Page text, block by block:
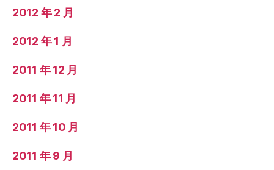
2012 年 2 月
2012 年 1 月
2011 年 12 月
2011 年 11 月
2011 年 10 月
2011 年 9 月